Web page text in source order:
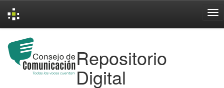
navigation
Repositorio
Digital